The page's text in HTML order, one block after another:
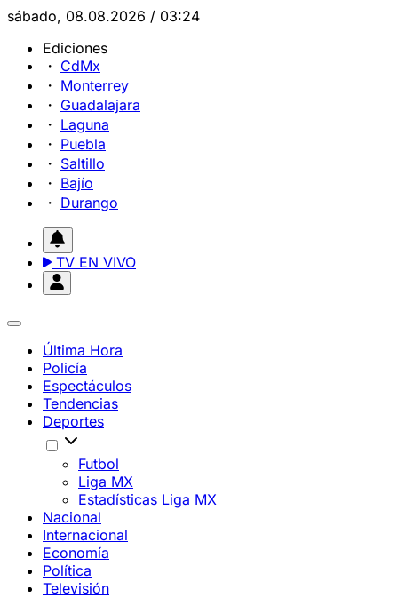
sábado, 08.08.2026 / 03:24
Ediciones
CdMx
Monterrey
Guadalajara
Laguna
Puebla
Saltillo
Bajío
Durango
TV EN VIVO
Última Hora
Policía
Espectáculos
Tendencias
Deportes
Futbol
Liga MX
Estadísticas Liga MX
Nacional
Internacional
Economía
Política
Televisión